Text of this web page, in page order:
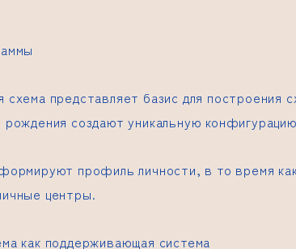
схема представляет базис для построения
рождения создают уникальную
профиль личности, в то время
центры.
как поддерживающая система